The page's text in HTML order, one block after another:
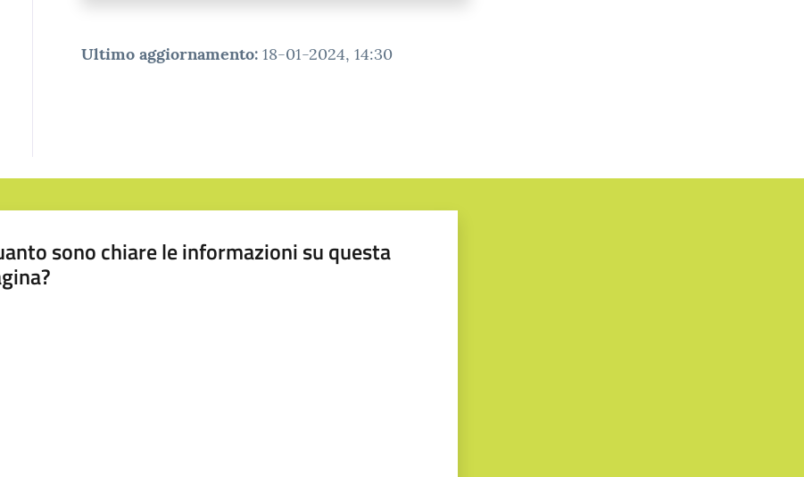
Ultimo aggiornamento: 18-01-2024, 14:30
sono chiare le informazioni su questa